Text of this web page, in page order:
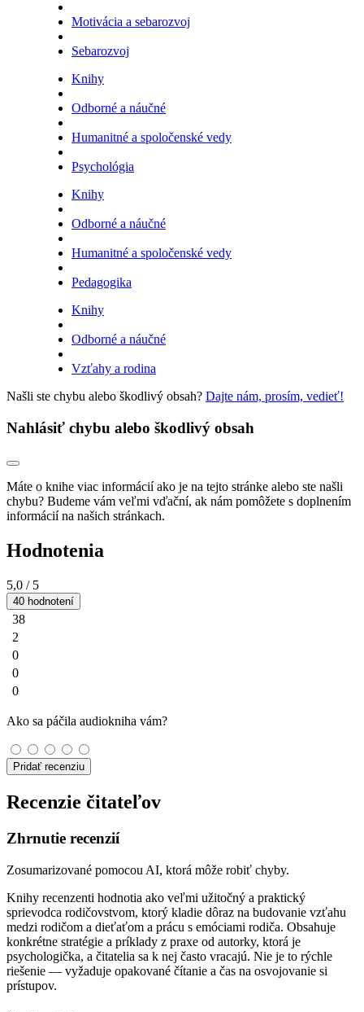
Motivácia a sebarozvoj
Sebarozvoj
Knihy
Odborné a náučné
Humanitné a spoločenské vedy
Psychológia
Knihy
Odborné a náučné
Humanitné a spoločenské vedy
Pedagogika
Knihy
Odborné a náučné
Vzťahy a rodina
Našli ste chybu alebo škodlivý obsah? Dajte nám, prosím, vedieť!
Nahlásiť chybu alebo škodlivý obsah
Máte o knihe viac informácií ako je na tejto stránke alebo ste našli
chybu? Budeme vám veľmi vďační, ak nám pomôžete s doplnením
informácií na našich stránkach.
Hodnotenia
5,0 / 5
40 hodnotení
38
2
0
0
0
Ako sa páčila audiokniha vám?
Pridať recenziu
Recenzie čitateľov
Zhrnutie recenzií
Zosumarizované pomocou AI, ktorá môže robiť chyby.
Knihy recenzenti hodnotia ako veľmi užitočný a praktický
sprievodca rodičovstvom, ktorý kladie dôraz na budovanie vzťahu
medzi rodičom a dieťaťom a prácu s emóciami rodiča. Obsahuje
konkrétne stratégie a príklady z praxe od autorky, ktorá je
psychologička, a čitatelia sa k nej často vracajú. Nie je to rýchle
riešenie — vyžaduje opakované čítanie a čas na osvojovanie si
prístupov.